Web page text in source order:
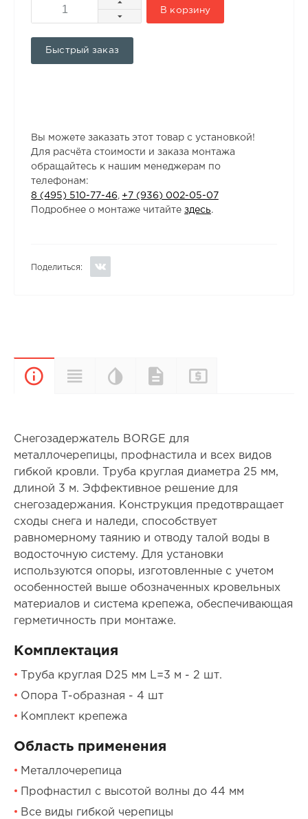
В корзину
Быстрый заказ
Вы можете заказать этот товар с установкой!
Для расчёта стоимости и заказа монтажа
обращайтесь к нашим менеджерам по
телефонам:
8 (495) 510-77-46
+7 (936) 002-05-07
Подробнее о монтаже читайтездесь.
Поделиться:
ОписаниеХарактеристики
Цветовая
палитра
Документы
Снегозадержатель BORGE для
металлочерепицы, профнастила и всех видов
гибкой кровли. Труба круглая диаметра 25 мм,
длиной 3 м. Эффективное решение для
снегозадержания. Конструкция предотвращает
сходы снега и наледи, способствует
равномерному таянию и отводу талой воды в
водосточную систему. Для установки
используются опоры, изготовленные с учетом
особенностей выше обозначенных кровельных
материалов и система крепежа, обеспечивающая
герметичность при монтаже.
Комплектация
Труба круглая D25 мм L=3 м - 2 шт.
Опора Т-образная - 4 шт
Комплект крепежа
Область применения
Металлочерепица
Профнастил с высотой волны до 44 мм
Все виды гибкой черепицы